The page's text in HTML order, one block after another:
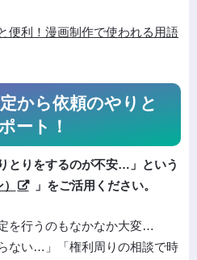
便利！漫画制作で使われる用語
から依頼のやりと
ート！
とりをするのが不安…」という
」をご活用ください。
を行うのもなかなか大変…
ない…」「権利周りの相談で時